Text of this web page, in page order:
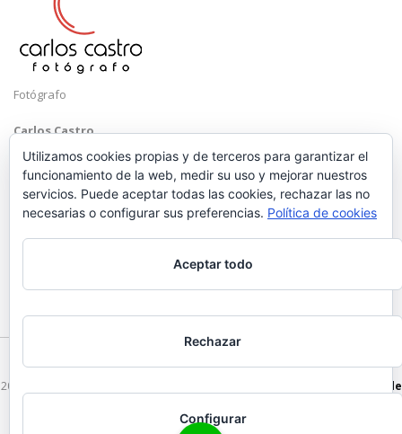
Fotógrafo
Carlos Castro
Málaga
Mobile: +34 652 83 71 98
hola@carloscastrofotografo.com
2026 © Carlos Castro Fotógrafo - hola@carloscastrofotografo.com -
Vídeo de
Utilizamos cookies propias y de terceros para garantizar el
funcionamiento de la web, medir su uso y mejorar nuestros
servicios. Puede aceptar todas las cookies, rechazar las no
necesarias o configurar sus preferencias. Política de cookies
Aceptar todo
Rechazar
Configurar